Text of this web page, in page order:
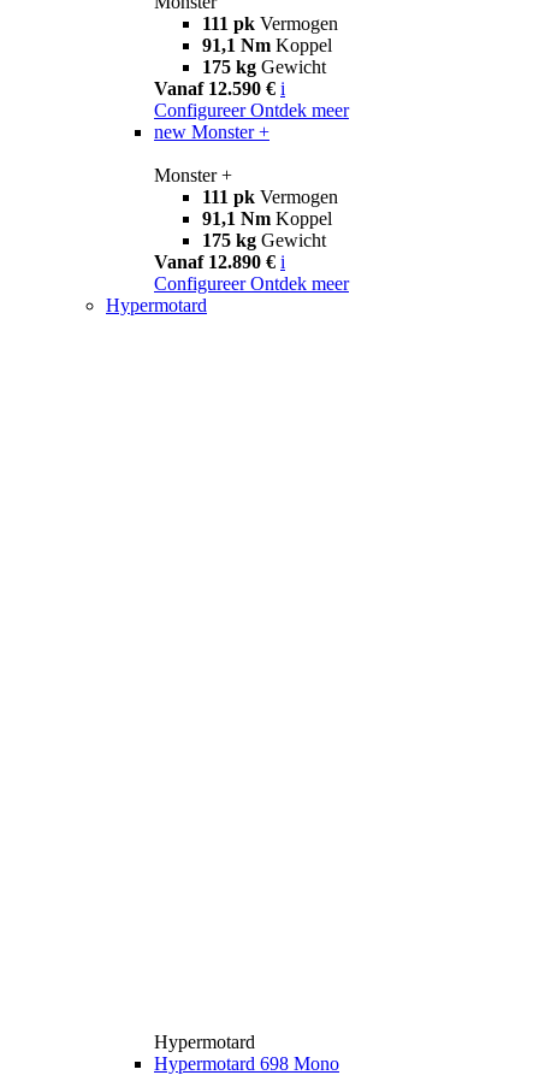
111 pk Vermogen
91,1 Nm Koppel
175 kg Gewicht
Vanaf 12.590 € i
Configureer Ontdek meer
new Monster +
Monster +
111 pk Vermogen
91,1 Nm Koppel
175 kg Gewicht
Vanaf 12.890 € i
Configureer Ontdek meer
Hypermotard
Hypermotard
Hypermotard 698 Mono